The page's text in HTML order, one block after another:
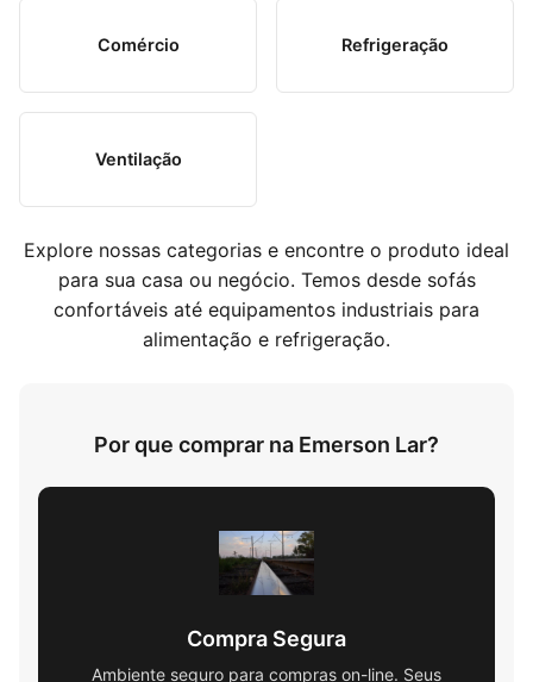
Comércio Refrigeração
Ventilação
Explore nossas categorias e encontre o produto ideal
para sua casa ou negócio. Temos desde sofás
confortáveis até equipamentos industriais para
alimentação e refrigeração.
Por que comprar na Emerson Lar?
Compra Segura
Ambiente seguro para compras on-line. Seus